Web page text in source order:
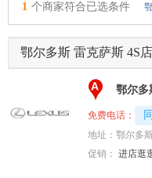
1 个商家符合已选条件
鄂尔多斯 雷克萨斯 4S店
A 鄂尔多
免费电话：
地址： 鄂尔多
促销： 进店逛